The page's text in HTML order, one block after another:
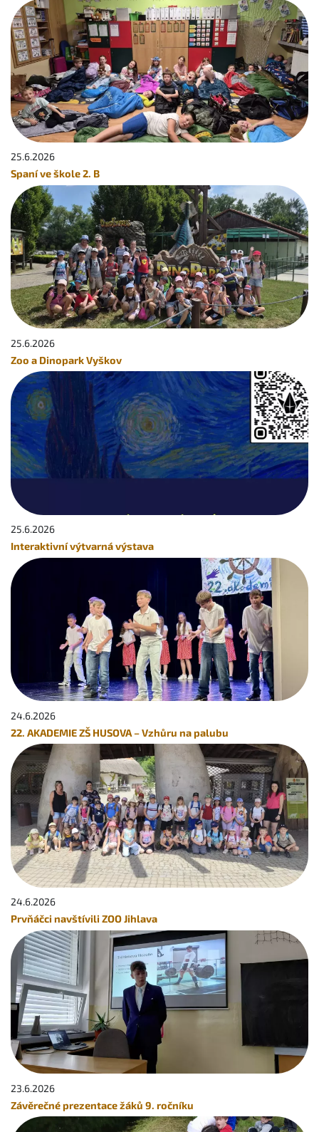
25.6.2026
Spaní ve škole 2. B
25.6.2026
Zoo a Dinopark Vyškov
25.6.2026
Interaktivní výtvarná výstava
24.6.2026
22. AKADEMIE ZŠ HUSOVA – Vzhůru na palubu
24.6.2026
Prvňáčci navštívili ZOO Jihlava
23.6.2026
Závěrečné prezentace žáků 9. ročníku